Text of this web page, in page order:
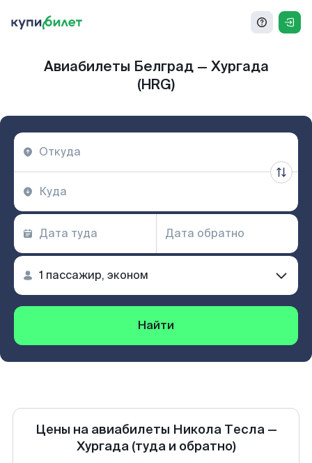
Авиабилеты Белград — Хургада
(HRG)
Найти
Цены на авиабилеты Никола Тесла—
Хургада (туда и обратно)